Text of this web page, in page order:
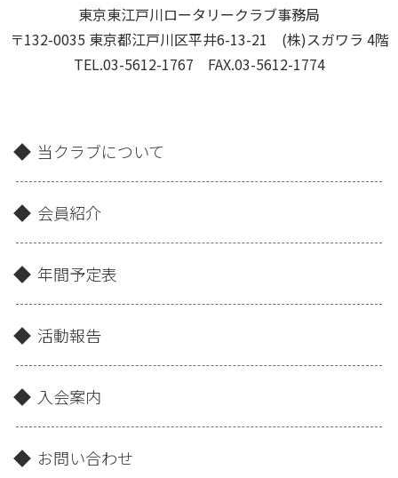
東京東江戸川ロータリークラブ事務局
〒132-0035 東京都江戸川区平井6-13-21 (株)スガワラ 4階
TEL.03-5612-1767 FAX.03-5612-1774
当クラブについて
会員紹介
年間予定表
活動報告
入会案内
お問い合わせ